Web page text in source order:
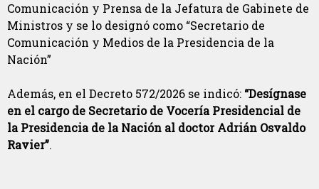
Comunicación y Prensa de la Jefatura de Gabinete de
Ministros y se lo designó como “Secretario de
Comunicación y Medios de la Presidencia de la
Nación”
Además, en el Decreto 572/2026 se indicó: “Desígnase
en el cargo de Secretario de Vocería Presidencial de
la Presidencia de la Nación al doctor Adrián Osvaldo
Ravier”.